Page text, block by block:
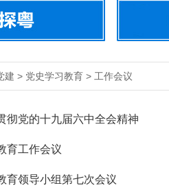
> 党史学习教育 > 工作会议
彻党的十九届六中全会精神
育工作会议
育领导小组第七次会议